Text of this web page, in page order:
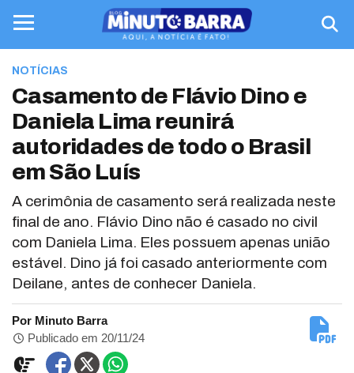
NOTÍCIAS
Casamento de Flávio Dino e
Daniela Lima reunirá
autoridades de todo o Brasil
em São Luís
A cerimônia de casamento será realizada neste
final de ano. Flávio Dino não é casado no civil
com Daniela Lima. Eles possuem apenas união
estável. Dino já foi casado anteriormente com
Deilane, antes de conhecer Daniela.
Por Minuto Barra
Publicado em 20/11/24